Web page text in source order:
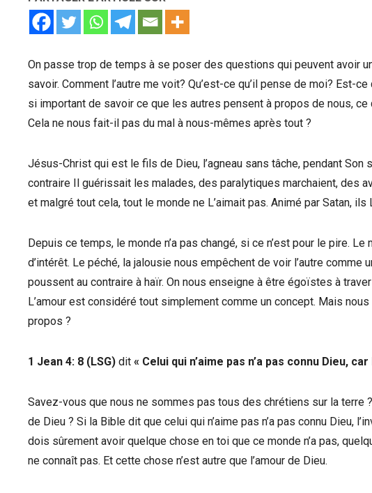
On passe trop de temps à se poser des questions qui peuvent avoir
savoir. Comment l’autre me voit? Qu’est-ce qu’il pense de moi? Est-
si important de savoir ce que les autres pensent à propos de nous,
Cela ne nous fait-il pas du mal à nous-mêmes après tout ?
Jésus-Christ qui est le fils de Dieu, l’agneau sans tâche, pendant Son
contraire Il guérissait les malades, des paralytiques marchaient, des
et malgré tout cela, tout le monde ne L’aimait pas. Animé par Satan,
Depuis ce temps, le monde n’a pas changé, si ce n’est pour le pire. Le
d’intérêt. Le péché, la jalousie nous empêchent de voir l’autre
poussent au contraire à haïr. On nous enseigne à être égoïstes à
L’amour est considéré tout simplement comme un concept. Mais
propos ?
1 Jean 4: 8 (LSG) dit « Celui qui n’aime pas n’a pas connu Dieu,
Savez-vous que nous ne sommes pas tous des chrétiens sur la terre
de Dieu ? Si la Bible dit que celui qui n’aime pas n’a pas connu Dieu,
dois sûrement avoir quelque chose en toi que ce monde n’a pas,
ne connaît pas. Et cette chose n’est autre que l’amour de Dieu.